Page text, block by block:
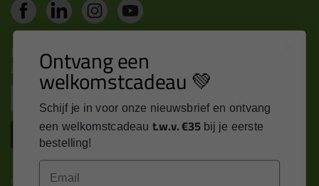
Nieuws, tips en exclusieve deals rechtstreeks in je
inbox
Inschrijven
Kitcentrum is trots op:
Ontvang een
welkomstcadeau 💚
Schijf je in voor onze nieuwsbrief en ontvang
een welkomstcadeau t.w.v. €35 bij je eerste
bestelling!
Email